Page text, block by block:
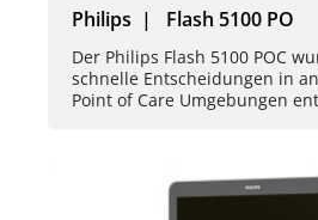
Philips | Flash 5100 PO
Der Philips Flash 5100 POC
schnelle Entscheidungen in
Point of Care Umgebungen